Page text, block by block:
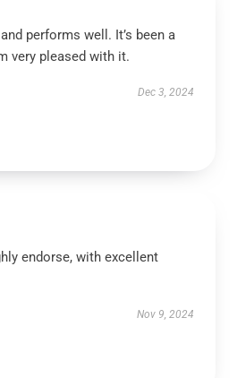
performs well. It’s been a
very pleased with it.
Dec 3, 2024
endorse, with excellent
Nov 9, 2024